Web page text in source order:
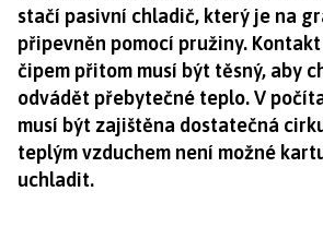
stačí pasivní chladič, který je na
připevněn pomocí pružiny.
čipem přitom musí být těsný, aby
odvádět přebytečné teplo. V
musí být zajištěna dostatečná
teplým vzduchem není možné
uchladit.